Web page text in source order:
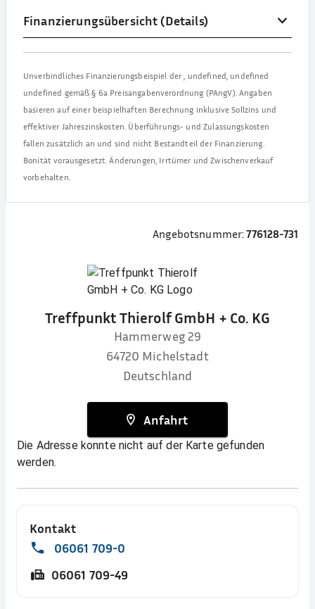
Finanzierungsübersicht (Details)
Unverbindliches Finanzierungsbeispiel der, undefined, undefined
undefined gemäß § 6a Preisangabenverordnung (PAngV). Angaben
basieren auf einer beispielhaften Berechnung inklusive Sollzins und
effektiver Jahreszinskosten. Überführungs- und Zulassungskosten
fallen zusätzlich an und sind nicht Bestandteil der Finanzierung.
Bonität vorausgesetzt. Änderungen, Irrtümer und Zwischenverkauf
vorbehalten.
Angebotsnummer:776128-731
Treffpunkt Thierolf GmbH + Co. KG
Hammerweg 29
64720 Michelstadt
Deutschland
Anfahrt
Die Adresse konnte nicht auf der Karte gefunden
werden.
Kontakt
06061 709-0
06061 709-49